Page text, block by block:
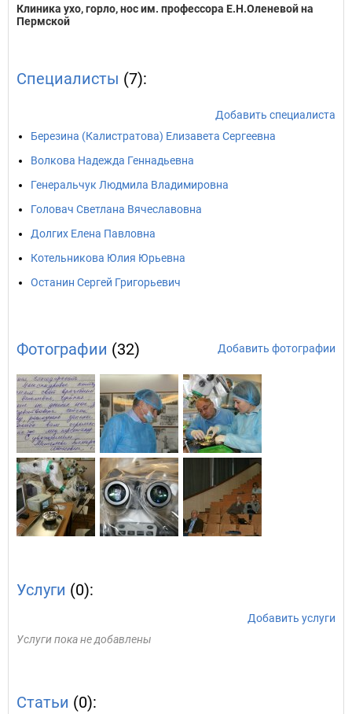
Клиника ухо, горло, нос им. профессора Е.Н.Оленевой на
Пермской
Специалисты (7):
Добавить специалиста
Березина (Калистратова) Елизавета Сергеевна
Волкова Надежда Геннадьевна
Генеральчук Людмила Владимировна
Головач Светлана Вячеславовна
Долгих Елена Павловна
Котельникова Юлия Юрьевна
Останин Сергей Григорьевич
Фотографии (32) Добавить фотографии
Услуги (0):
Добавить услуги
Услуги пока не добавлены
Статьи (0):